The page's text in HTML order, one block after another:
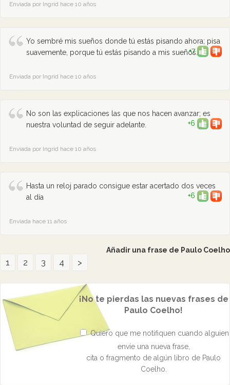
Enviada por Ingrid hace 10 años
Yo sembré mis sueños donde tú estás pisando ahora; pisa
suavemente, porque tú estás pisando a mis sueños.
+7
Enviada por Ingrid hace 10 años
No son las explicaciones las que nos hacen avanzar; es
nuestra voluntad de seguir adelante.
+6
Enviada por Ingrid hace 10 años
Hasta un reloj parado consigue estar acertado dos veces
al día
+6
Enviada hace 11 años
Añadir una frase de Paulo Coelho
1 2 3 4 >
¡No te pierdas las nuevas frases de
Paulo Coelho!
Quiero que me notifiquen cuando alguien
envíe una nueva frase,
cita o fragmento de algún libro de Paulo
Coelho.